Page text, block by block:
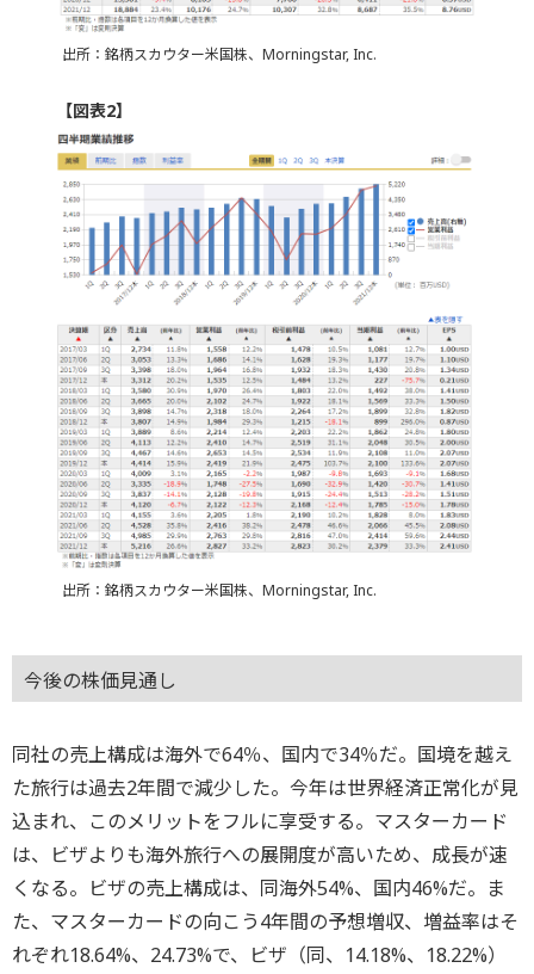
出所：銘柄スカウター米国株、Morningstar, Inc.
【図表2】
出所：銘柄スカウター米国株、Morningstar, Inc.
今後の株価見通し
同社の売上構成は海外で64％、国内で34％だ。国境を越え
た旅行は過去2年間で減少した。今年は世界経済正常化が見
込まれ、このメリットをフルに享受する。マスターカード
は、ビザよりも海外旅行への展開度が高いため、成長が速
くなる。ビザの売上構成は、同海外54%、国内46%だ。ま
た、マスターカードの向こう4年間の予想増収、増益率はそ
れぞれ18.64%、24.73%で、ビザ（同、14.18%、18.22%）